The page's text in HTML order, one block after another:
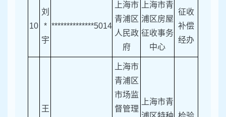
10
刘
*
宇
**************5014
上海市
青浦区
人民政
府
上海市青
浦区房屋
征收事务
中心
征收
补偿
经办
王
上海市
青浦区
市场监
督管理
上海市青